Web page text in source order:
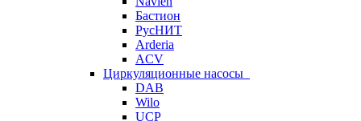
Бастион
РусНИТ
Arderia
ACV
Циркуляционные насосы
DAB
Wilo
UCP